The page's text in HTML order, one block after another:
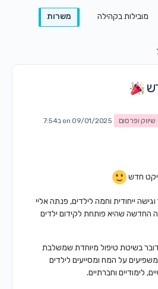
מובילות בקהילה משרות
שיווק ופרסום
on 09/01/2025 ב7:54
חדש
ייחודית וחמה לילדים, פנתה אליי
החדשה שהיא פותחת לקידום ילדים
בשיטת טיפול מיוחדת שמשלבת
על המח ומסייעים לילדים
לימודיים וחברתיים.